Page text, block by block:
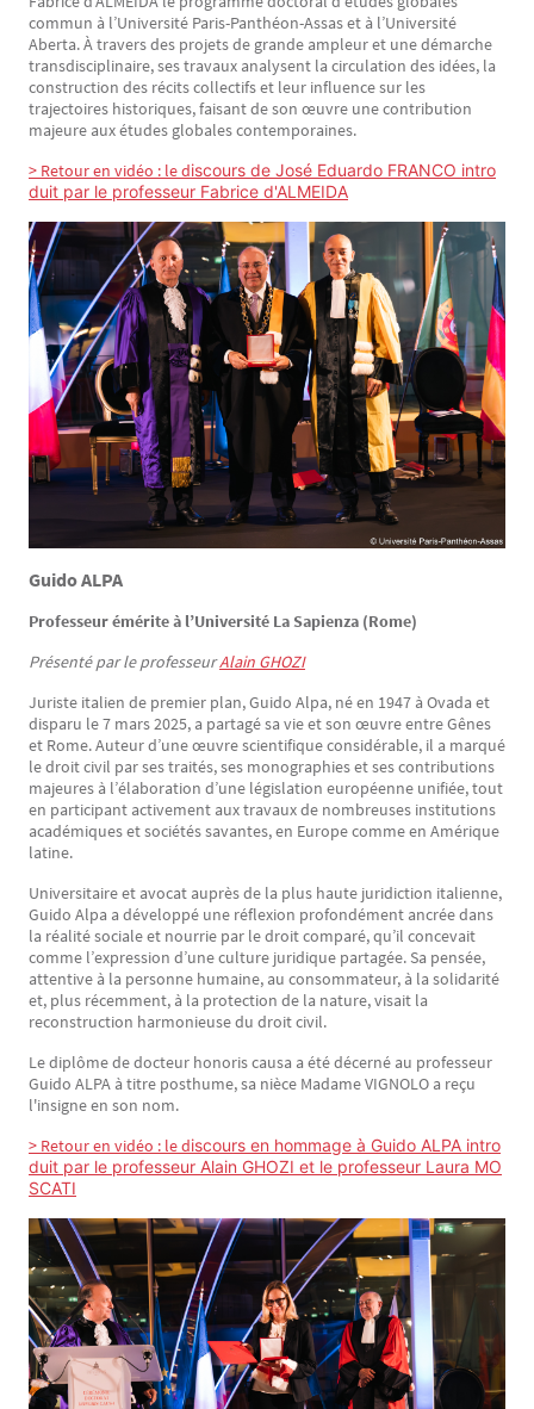
commun à l’Université Paris-Panthéon-Assas et à l’Université
Aberta. À travers des projets de grande ampleur et une démarche
transdisciplinaire, ses travaux analysent la circulation des idées, la
construction des récits collectifs et leur influence sur les
trajectoires historiques, faisant de son œuvre une contribution
majeure aux études globales contemporaines.
> Retour en vidéo : le discours de José Eduardo FRANCO intro
duit par le professeur Fabrice d'ALMEIDA
Image
Guido ALPA
Professeur émérite à l’Université La Sapienza (Rome)
Présenté par le professeurAlain GHOZI
Juriste italien de premier plan, Guido Alpa, né en 1947 à Ovada et
disparu le 7 mars 2025, a partagé sa vie et son œuvre entre Gênes
et Rome. Auteur d’une œuvre scientifique considérable, il a marqué
le droit civil par ses traités, ses monographies et ses contributions
majeures à l’élaboration d’une législation européenne unifiée, tout
en participant activement aux travaux de nombreuses institutions
académiques et sociétés savantes, en Europe comme en Amérique
latine.
Universitaire et avocat auprès de la plus haute juridiction italienne,
Guido Alpa a développé une réflexion profondément ancrée dans
la réalité sociale et nourrie par le droit comparé, qu’il concevait
comme l’expression d’une culture juridique partagée. Sa pensée,
attentive à la personne humaine, au consommateur, à la solidarité
et, plus récemment, à la protection de la nature, visait la
reconstruction harmonieuse du droit civil.
Le diplôme de docteur honoris causa a été décerné au professeur
Guido ALPA à titre posthume, sa nièce Madame VIGNOLO a reçu
l'insigne en son nom.
> Retour en vidéo : le discours en hommage à Guido ALPA intro
duit par le professeur Alain GHOZI et le professeur Laura MO
SCATI
Image